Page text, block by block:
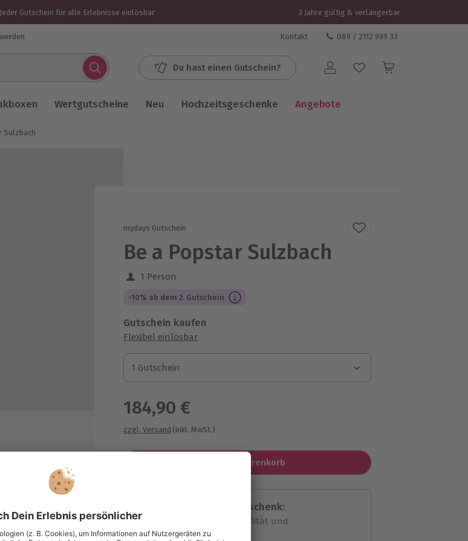
Jeder Gutschein für alle Erlebnisse einlösbar 3 Jahre gültig & verlängerbar
Kontakt 089 / 2112 999 33
Du hast einen Gutschein? Benutzerkonto
Wertgutscheine Neu Hochzeitsgeschenke Angebote
Sulzbach
mydays Gutschein
Be a Popstar Sulzbach
1 Person
-10% ab dem 2. Gutschein
Gutschein kaufen
Flexibel einlösbar
1 Gutschein
1 Gutschein
1 Gutschein
184,90 €
zzgl. Versand (inkl. MwSt.)
In den Warenkorb
Immer das passende Geschenk:
Große Auswahl, volle Flexibilität und
maximale Sicherheit
Ton-Studio